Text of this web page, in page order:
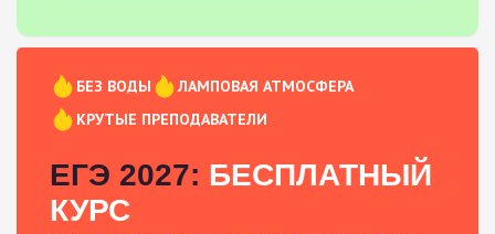
БЕЗ ВОДЫ
ЛАМПОВАЯ АТМОСФЕРА
КРУТЫЕ ПРЕПОДАВАТЕЛИ
ЕГЭ 2027: БЕСПЛАТНЫЙ
КУРС